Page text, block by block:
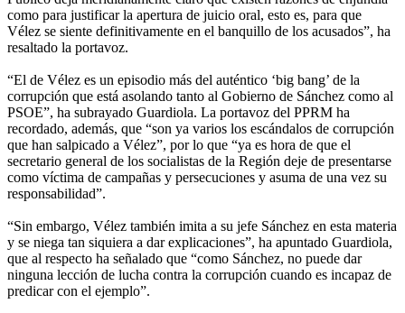
como para justificar la apertura de juicio oral, esto es, para que
Vélez se siente definitivamente en el banquillo de los acusados”, ha
resaltado la portavoz.
“El de Vélez es un episodio más del auténtico ‘big bang’ de la
corrupción que está asolando tanto al Gobierno de Sánchez como al
PSOE”, ha subrayado Guardiola. La portavoz del PPRM ha
recordado, además, que “son ya varios los escándalos de corrupción
que han salpicado a Vélez”, por lo que “ya es hora de que el
secretario general de los socialistas de la Región deje de presentarse
como víctima de campañas y persecuciones y asuma de una vez su
responsabilidad”.
“Sin embargo, Vélez también imita a su jefe Sánchez en esta materia
y se niega tan siquiera a dar explicaciones”, ha apuntado Guardiola,
que al respecto ha señalado que “como Sánchez, no puede dar
ninguna lección de lucha contra la corrupción cuando es incapaz de
predicar con el ejemplo”.